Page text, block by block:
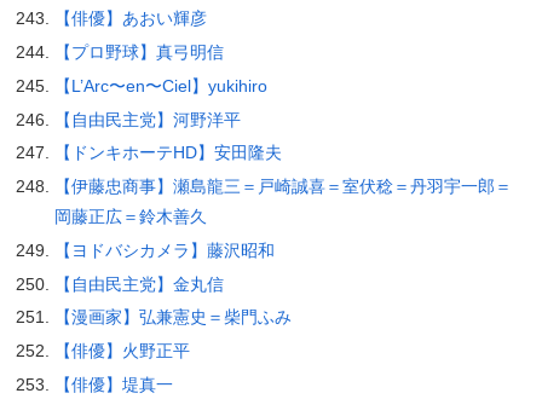
【俳優】あおい輝彦
【プロ野球】真弓明信
【L’Arc〜en〜Ciel】yukihiro
【自由民主党】河野洋平
【ドンキホーテHD】安田隆夫
【伊藤忠商事】瀬島龍三＝戸崎誠喜＝室伏稔＝丹羽宇一郎＝
岡藤正広＝鈴木善久
【ヨドバシカメラ】藤沢昭和
【自由民主党】金丸信
【漫画家】弘兼憲史＝柴門ふみ
【俳優】火野正平
【俳優】堤真一